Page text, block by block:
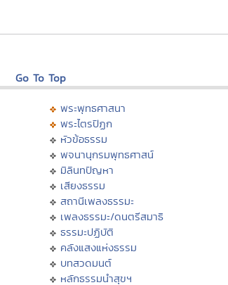
Go To Top
พระพุทธศาสนา
พระไตรปิฏก
หัวข้อธรรม
พจนานุกรมพุทธศาสน์
มิลินทปัญหา
เสียงธรรม
สถานีเพลงธรรมะ
เพลงธรรมะ/ดนตรีสมาธิ
ธรรมะปฏิบัติ
คลังแสงแห่งธรรม
บทสวดมนต์
หลักธรรมนำสุขฯ